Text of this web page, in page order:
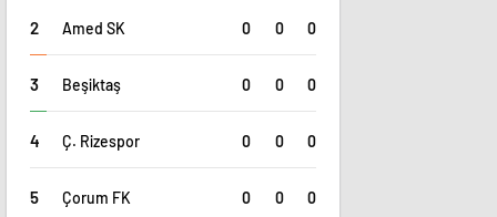
Amed SK 0 0 0
Beşiktaş 0 0 0
Ç. Rizespor 0 0 0
Çorum FK 0 0 0